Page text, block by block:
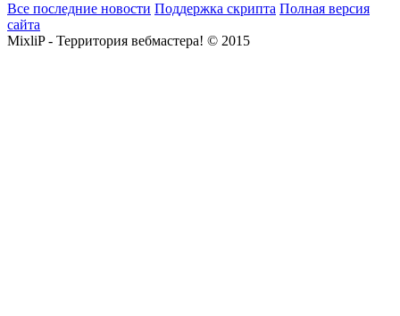
Все последние новости Поддержка скрипта Полная версия
сайта
MixliP - Территория вебмастера! © 2015